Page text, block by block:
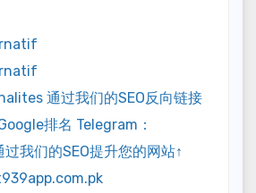
通过我们的SEO反向链接
排名 Telegram：
我们的SEO提升您的网站↑